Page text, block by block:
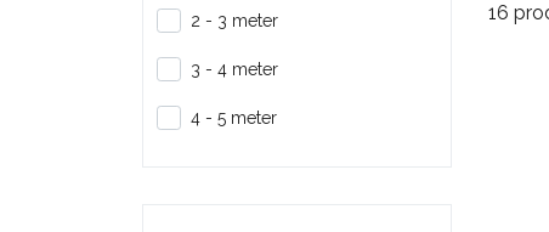
16
2 - 3 meter
3 - 4 meter
4 - 5 meter